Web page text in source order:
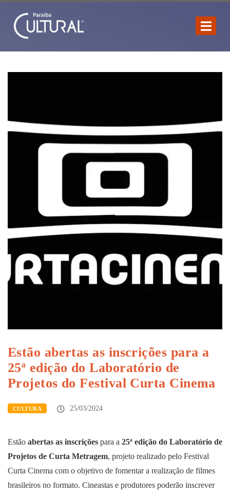
Estão abertas as inscrições para a
25ª edição do Laboratório de
Projetos do Festival Curta Cinema
CULTURA 25/03/2024
Estão abertas as inscrições para a 25ª edição do Laboratório de
Projetos de Curta Metragem, projeto realizado pelo Festival
Curta Cinema com o objetivo de fomentar a realização de filmes
brasileiros no formato. Cineastas e produtores poderão inscrever